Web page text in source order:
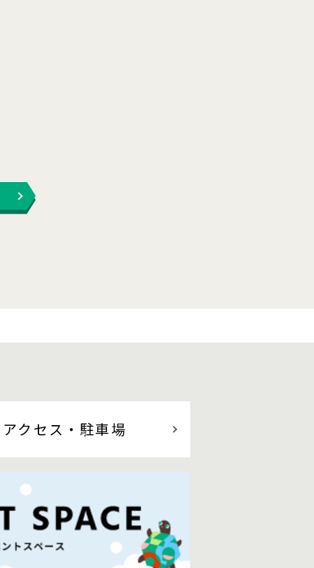
アクセス ・駐車場